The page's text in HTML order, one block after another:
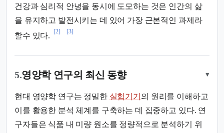
건강과 심리적 안녕을 동시에 도모하는 것은 인간의 삶
을 유지하고 발전시키는 데 있어 가장 근본적인 과제라
할수 있다.
[2] [3]
5.영양학 연구의 최신 동향 ▾
현대 영양학 연구는 정밀한 실험기기 의 원리를 이해하고
이를 활용한 분석 체계를 구축하는 데 집중하고 있다. 연
구자들은 식품 내 미량 원소를 정량적으로 분석하기 위